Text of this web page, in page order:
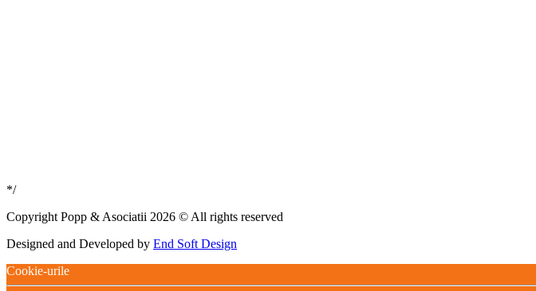
*/
Copyright Popp & Asociatii 2026 © All rights reserved
Designed and Developed by End Soft Design
Cookie-urile